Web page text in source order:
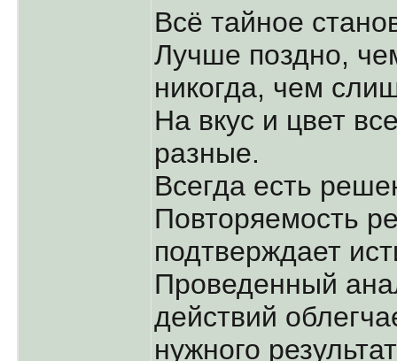
Всё тайное
Лучше поздно,
никогда, чем
На вкус и цвет
разные.
Всегда есть
Повторяемость
подтверждает
Проведенный
действий
нужного